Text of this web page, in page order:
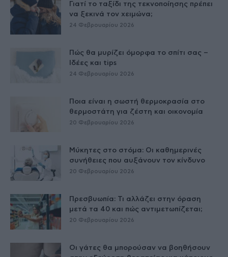
Γιατί το ταξίδι της τεκνοποίησης πρέπει
να ξεκινά τον χειμώνα;
24 Φεβρουαρίου 2026
Πώς θα μυρίζει όμορφα το σπίτι σας –
Ιδέες και tips
24 Φεβρουαρίου 2026
Ποια είναι η σωστή θερμοκρασία στο
θερμοστάτη για ζέστη και οικονομία
20 Φεβρουαρίου 2026
Μύκητες στο στόμα: Οι καθημερινές
συνήθειες που αυξάνουν τον κίνδυνο
20 Φεβρουαρίου 2026
Πρεσβυωπία: Τι αλλάζει στην όραση
μετά τα 40 και πώς αντιμετωπίζεται;
20 Φεβρουαρίου 2026
Οι γάτες θα μπορούσαν να βοηθήσουν